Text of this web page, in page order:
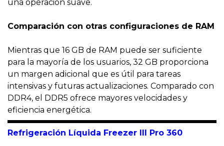
una operación suave.
Comparación con otras configuraciones de RAM
Mientras que 16 GB de RAM puede ser suficiente
para la mayoría de los usuarios, 32 GB proporciona
un margen adicional que es útil para tareas
intensivas y futuras actualizaciones. Comparado con
DDR4, el DDR5 ofrece mayores velocidades y
eficiencia energética.
Refrigeración Líquida Freezer III Pro 360